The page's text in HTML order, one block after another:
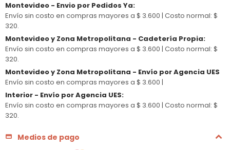
Montevideo - Envio por Pedidos Ya:
Envío sin costo en compras mayores a $ 3.600 | Costo normal: $
320.
Montevideo y Zona Metropolitana - Cadetería Propia:
Envío sin costo en compras mayores a $ 3.600 | Costo normal: $
320.
Montevideo y Zona Metropolitana - Envío por Agencia UES
Envío sin costo en compras mayores a $ 3.600 |
Interior - Envío por Agencia UES:
Envío sin costo en compras mayores a $ 3.600 | Costo normal: $
320.
Medios de pago